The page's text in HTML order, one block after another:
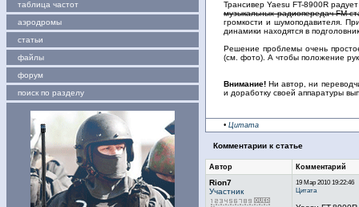
таблица частот
аэродромы
статьи
файлы
форум
поиск по разделу
Трансивер Yaesu FT-8900R
музыкальных радиопередач FM-
громкости и шумоподавителя.
динамики находятся в
Решение проблемы очень
(см. фото). А чтобы положение
Внимание! Ни автор, ни
и доработку своей аппаратуры
• Цитата
Комментарии к статье
Автор Комментарий
Rion7
Участник
19 Мар 2010 19:22:46
Цитата